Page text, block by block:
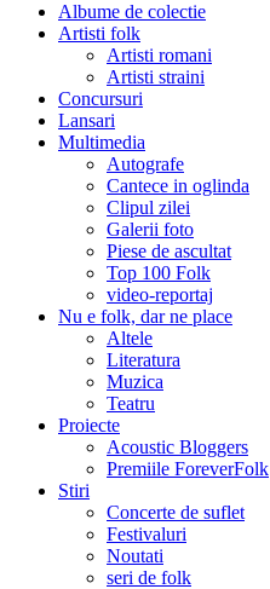
Albume de colectie
Artisti folk
Artisti romani
Artisti straini
Concursuri
Lansari
Multimedia
Autografe
Cantece in oglinda
Clipul zilei
Galerii foto
Piese de ascultat
Top 100 Folk
video-reportaj
Nu e folk, dar ne place
Altele
Literatura
Muzica
Teatru
Proiecte
Acoustic Bloggers
Premiile ForeverFolk
Stiri
Concerte de suflet
Festivaluri
Noutati
seri de folk